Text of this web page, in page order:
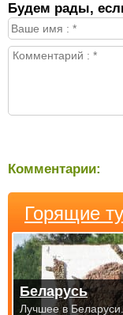
Будем рады,
Комментарии:
Горящие
Беларусь
Лучшее в